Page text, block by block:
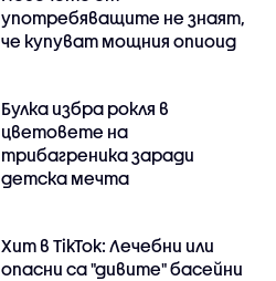
употребяващите не знаят,
че купуват мощния опиоид
Булка избра рокля в
цветовете на
трибагреника заради
детска мечта
Хит в TikTok: Лечебни или
опасни са "дивите" басейни